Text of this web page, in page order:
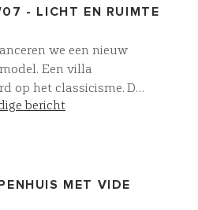
- LICHT EN RUIMTE
we een nieuw
Een villa
op het classicisme. De
een symmetrische
waardoor het daglicht
binnen dringt. Een
bericht
MET VIDE